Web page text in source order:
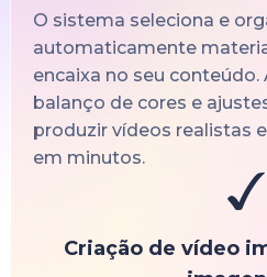
O sistema seleciona e
automaticamente
encaixa no seu
balanço de cores e
produzir vídeos realistas
em minutos.
Criação de vídeo